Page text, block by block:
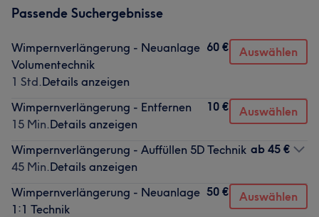
Passende Suchergebnisse
Wimpernverlängerung - Neuanlage
Volumentechnik
1 Std.Details anzeigen
60 € Auswählen
Wimpernverlängerung - Entfernen
15 Min.Details anzeigen
10 € Auswählen
Wimpernverlängerung - Auffüllen 5D Technik
45 Min.Details anzeigen
ab 45 €
Wimpernverlängerung - Neuanlage
1:1 Technik
50 € Auswählen